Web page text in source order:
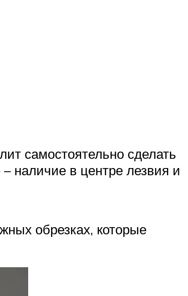
самостоятельно сделать
наличие в центре лезвия и
обрезках, которые